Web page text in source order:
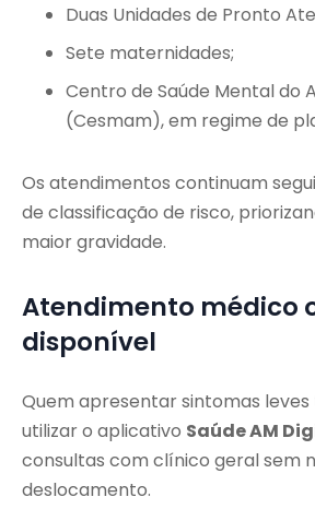
Duas Unidades de Pronto
Sete maternidades;
Centro de Saúde Mental do
(Cesmam), em regime de
Os atendimentos continuam
de classificação de risco,
maior gravidade.
Atendimento médico
disponível
Quem apresentar sintomas
utilizar o aplicativo Saúde AM
consultas com clínico geral sem
deslocamento.